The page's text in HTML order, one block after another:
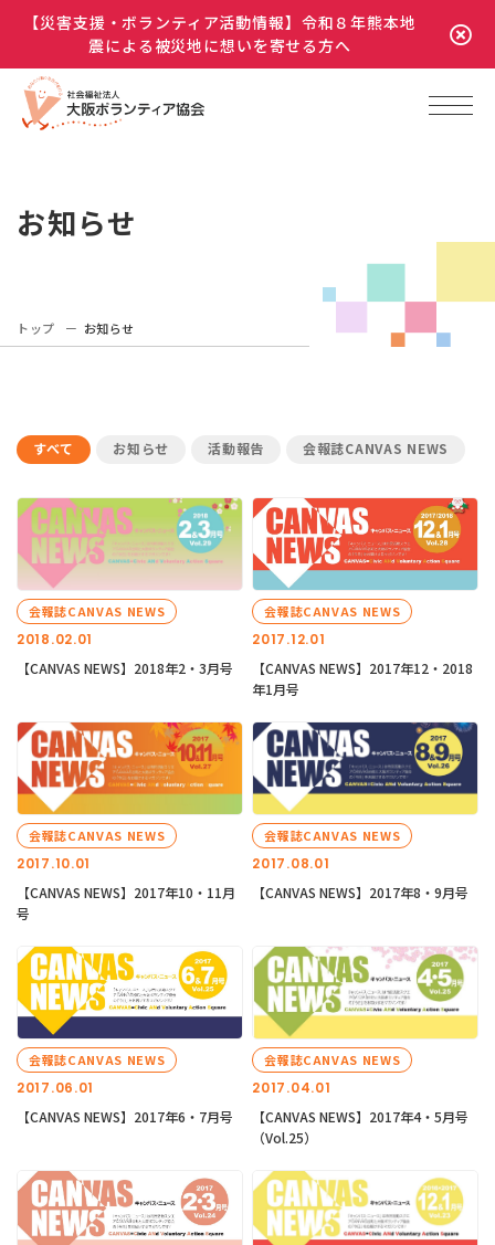
【災害支援・ボランティア活動情報】令和８年熊本地
震による被災地に想いを寄せる方へ
お知らせ
トップ お知らせ
すべて お知らせ 活動報告 会報誌CANVAS NEWS
2018.02.01
会報誌CANVAS NEWS
【CANVAS NEWS】2018年2・3月号
2017.12.01
会報誌CANVAS NEWS
【CANVAS NEWS】2017年12・2018
年1月号
2017.10.01
会報誌CANVAS NEWS
【CANVAS NEWS】2017年10・11月
号
2017.08.01
会報誌CANVAS NEWS
【CANVAS NEWS】2017年8・9月号
2017.06.01
会報誌CANVAS NEWS
【CANVAS NEWS】2017年6・7月号
2017.04.01
会報誌CANVAS NEWS
【CANVAS NEWS】2017年4・5月号
（Vol.25）